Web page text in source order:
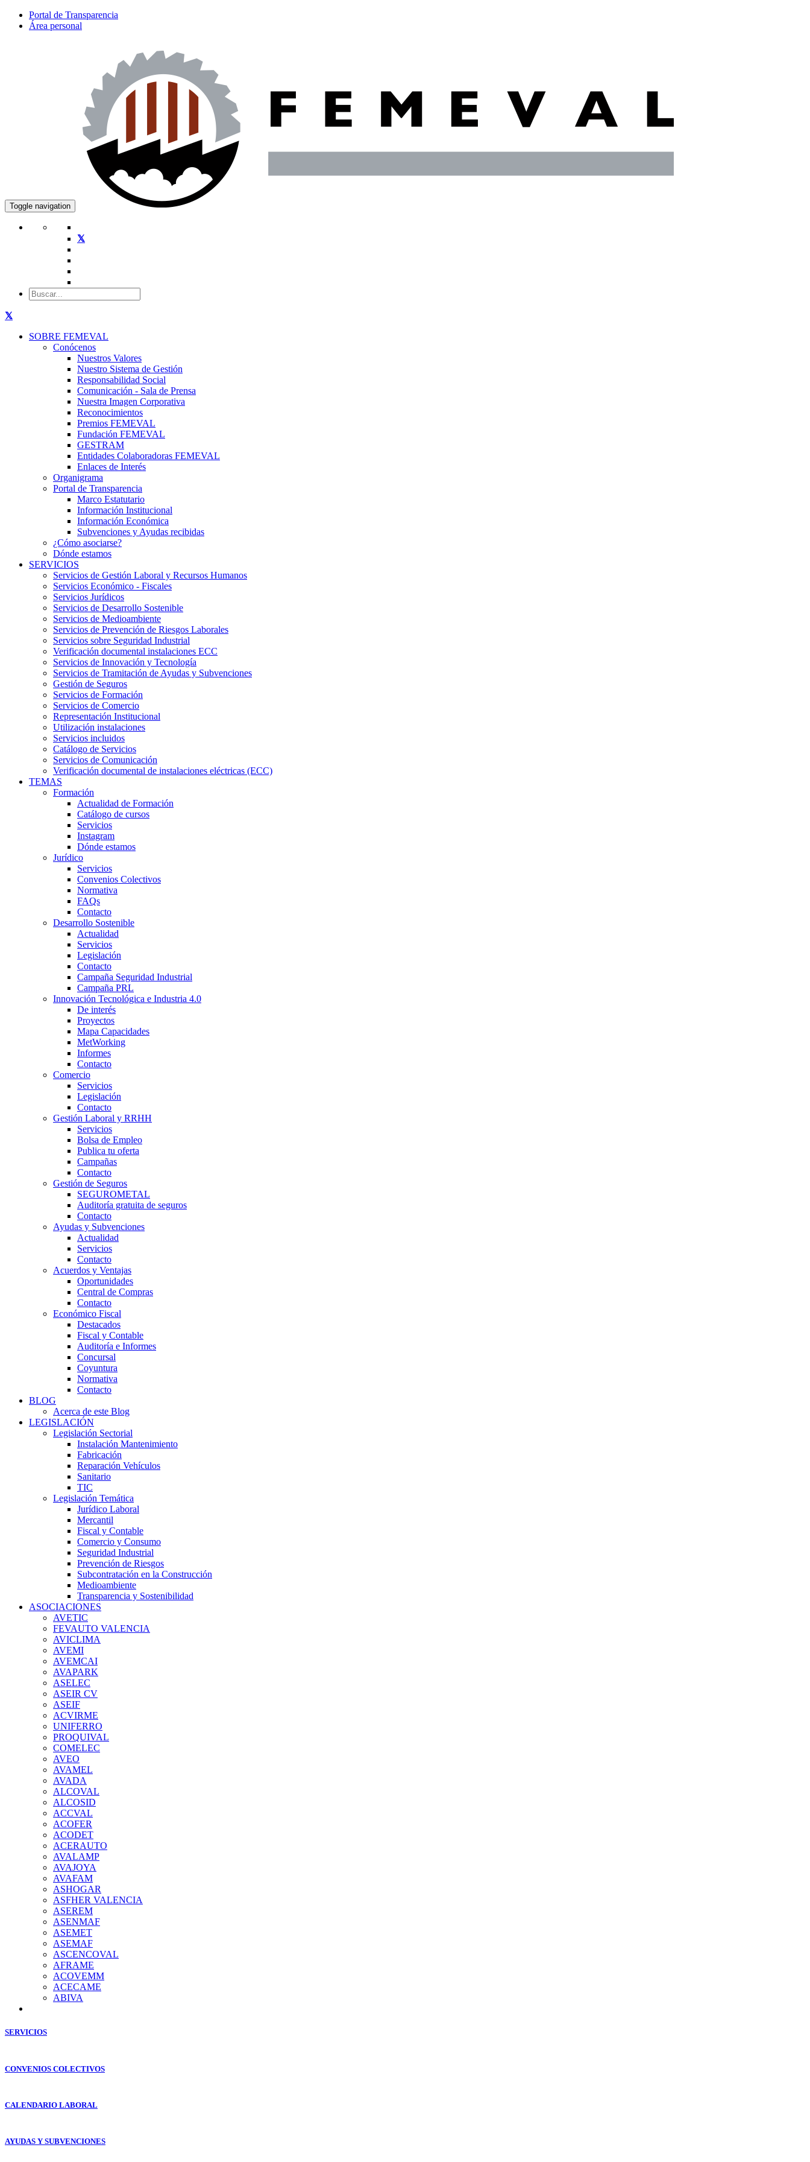
Portal de Transparencia
Área personal
Toggle navigation
SOBRE FEMEVAL
Conócenos
Nuestros Valores
Nuestro Sistema de Gestión
Responsabilidad Social
Comunicación - Sala de Prensa
Nuestra Imagen Corporativa
Reconocimientos
Premios FEMEVAL
Fundación FEMEVAL
GESTRAM
Entidades Colaboradoras FEMEVAL
Enlaces de Interés
Organigrama
Portal de Transparencia
Marco Estatutario
Información Institucional
Información Económica
Subvenciones y Ayudas recibidas
¿Cómo asociarse?
Dónde estamos
SERVICIOS
Servicios de Gestión Laboral y Recursos Humanos
Servicios Económico - Fiscales
Servicios Jurídicos
Servicios de Desarrollo Sostenible
Servicios de Medioambiente
Servicios de Prevención de Riesgos Laborales
Servicios sobre Seguridad Industrial
Verificación documental instalaciones ECC
Servicios de Innovación y Tecnología
Servicios de Tramitación de Ayudas y Subvenciones
Gestión de Seguros
Servicios de Formación
Servicios de Comercio
Representación Institucional
Utilización instalaciones
Servicios incluidos
Catálogo de Servicios
Servicios de Comunicación
Verificación documental de instalaciones eléctricas (ECC)
TEMAS
Formación
Actualidad de Formación
Catálogo de cursos
Servicios
Instagram
Dónde estamos
Jurídico
Servicios
Convenios Colectivos
Normativa
FAQs
Contacto
Desarrollo Sostenible
Actualidad
Servicios
Legislación
Contacto
Campaña Seguridad Industrial
Campaña PRL
Innovación Tecnológica e Industria 4.0
De interés
Proyectos
Mapa Capacidades
MetWorking
Informes
Contacto
Comercio
Servicios
Legislación
Contacto
Gestión Laboral y RRHH
Servicios
Bolsa de Empleo
Publica tu oferta
Campañas
Contacto
Gestión de Seguros
SEGUROMETAL
Auditoría gratuita de seguros
Contacto
Ayudas y Subvenciones
Actualidad
Servicios
Contacto
Acuerdos y Ventajas
Oportunidades
Central de Compras
Contacto
Económico Fiscal
Destacados
Fiscal y Contable
Auditoría e Informes
Concursal
Coyuntura
Normativa
Contacto
BLOG
Acerca de este Blog
LEGISLACIÓN
Legislación Sectorial
Instalación Mantenimiento
Fabricación
Reparación Vehículos
Sanitario
TIC
Legislación Temática
Jurídico Laboral
Mercantil
Fiscal y Contable
Comercio y Consumo
Seguridad Industrial
Prevención de Riesgos
Subcontratación en la Construcción
Medioambiente
Transparencia y Sostenibilidad
ASOCIACIONES
AVETIC
FEVAUTO VALENCIA
AVICLIMA
AVEMI
AVEMCAI
AVAPARK
ASELEC
ASEIR CV
ASEIF
ACVIRME
UNIFERRO
PROQUIVAL
COMELEC
AVEO
AVAMEL
AVADA
ALCOVAL
ALCOSID
ACCVAL
ACOFER
ACODET
ACERAUTO
AVALAMP
AVAJOYA
AVAFAM
ASHOGAR
ASFHER VALENCIA
ASEREM
ASENMAF
ASEMET
ASEMAF
ASCENCOVAL
AFRAME
ACOVEMM
ACECAME
ABIVA
SERVICIOS
CONVENIOS COLECTIVOS
CALENDARIO LABORAL
AYUDAS Y SUBVENCIONES